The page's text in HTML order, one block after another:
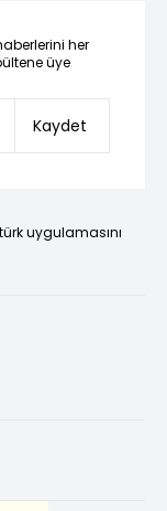
her
üye
Kaydet
uygulamasını